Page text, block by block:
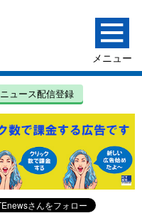
ニュース配信登録